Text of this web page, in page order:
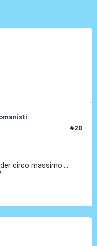
#20
circo massimo....